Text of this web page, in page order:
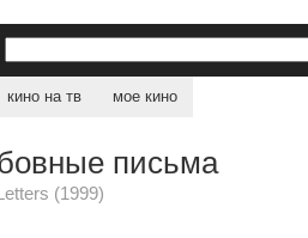
кино на тв мое кино
письма
(1999)